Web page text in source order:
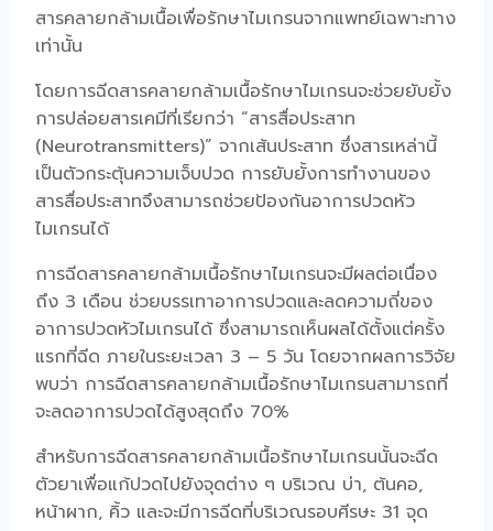
สารคลายกล้ามเนื้อเพื่อรักษาไมเกรนจากแพทย์เฉพาะทาง
เท่านั้น
โดยการฉีดสารคลายกล้ามเนื้อรักษาไมเกรนจะช่วยยับยั้ง
การปล่อยสารเคมีที่เรียกว่า “สารสื่อประสาท
(Neurotransmitters)” จากเส้นประสาท ซึ่งสารเหล่านี้
เป็นตัวกระตุ้นความเจ็บปวด การยับยั้งการทำงานของ
สารสื่อประสาทจึงสามารถช่วยป้องกันอาการปวดหัว
ไมเกรนได้
การฉีดสารคลายกล้ามเนื้อรักษาไมเกรนจะมีผลต่อเนื่อง
ถึง 3 เดือน ช่วยบรรเทาอาการปวดและลดความถี่ของ
อาการปวดหัวไมเกรนได้ ซึ่งสามารถเห็นผลได้ตั้งแต่ครั้ง
แรกที่ฉีด ภายในระยะเวลา 3 – 5 วัน โดยจากผลการวิจัย
พบว่า การฉีดสารคลายกล้ามเนื้อรักษาไมเกรนสามารถที่
จะลดอาการปวดได้สูงสุดถึง 70%
สำหรับการฉีดสารคลายกล้ามเนื้อรักษาไมเกรนนั้นจะฉีด
ตัวยาเพื่อแก้ปวดไปยังจุดต่าง ๆ บริเวณ บ่า, ต้นคอ,
หน้าผาก, คิ้ว และจะมีการฉีดที่บริเวณรอบศีรษะ 31 จุด